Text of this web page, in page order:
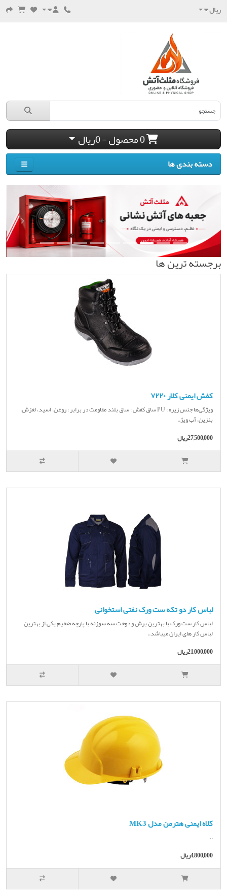
ریال
0 محصول - 0ریال
دسته بندی ها
برجسته ترین ها
کفش ایمنی کلار ۷۲۲۰
ویژگی‌ها جنس زیره : PU ساق کفش : ساق بلند مقاومت در برابر : روغن، اسید، لغزش،
بنزین، آب ویژ..
27,500,000ریال
لباس کار دو تکه ست ورک نفتی استخوانی
لباس کار ست ورک با بهترین برش و دوخت سه سوزنه با پارچه ضخیم یکی از بهترین
لباس کار های ایران میباشد..
21,000,000ریال
کلاه ایمنی هترمن مدل MK3
..
4,800,000ریال